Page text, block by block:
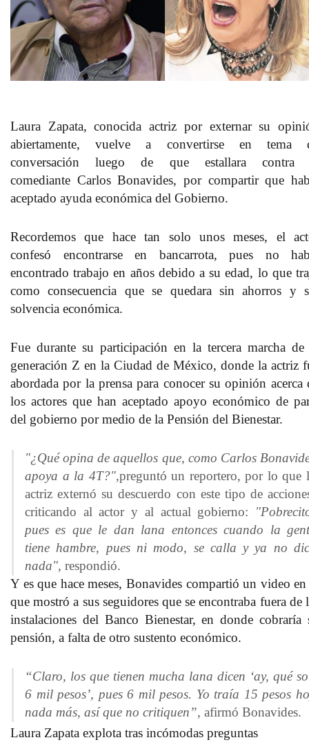
Laura Zapata, conocida actriz por externar su
abiertamente, vuelve a convertirse en tema
conversación luego de que estallara contra
comediante Carlos Bonavides, por compartir que
aceptado ayuda económica del Gobierno.
Recordemos que hace tan solo unos meses, el
confesó encontrarse en bancarrota, pues no
encontrado trabajo en años debido a su edad, lo que
como consecuencia que se quedara sin ahorros y
solvencia económica.
Fue durante su participación en la tercera marcha de
generación Z en la Ciudad de México, donde la actriz
abordada por la prensa para conocer su opinión acerca
los actores que han aceptado apoyo económico de
del gobierno por medio de la Pensión del Bienestar.
"¿Qué opina de aquellos que, como Carlos
apoya a la 4T?",preguntó un reportero, por lo que
actriz externó su descuerdo con este tipo de
criticando al actor y al actual gobierno:
pues es que le dan lana entonces cuando la
tiene hambre, pues ni modo, se calla y ya no
nada", respondió.
Y es que hace meses, Bonavides compartió un video en
que mostró a sus seguidores que se encontraba fuera de
instalaciones del Banco Bienestar, en donde cobraría
pensión, a falta de otro sustento económico.
“Claro, los que tienen mucha lana dicen ‘ay, qué
6 mil pesos’, pues 6 mil pesos. Yo traía 15 pesos
nada más, así que no critiquen”, afirmó Bonavides.
Laura Zapata explota tras incómodas preguntas